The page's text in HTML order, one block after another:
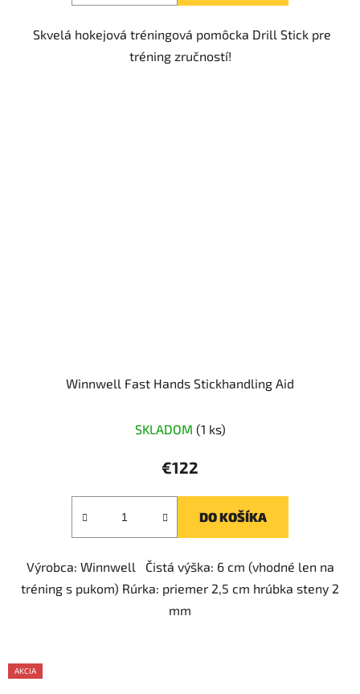
Skvelá hokejová tréningová pomôcka Drill Stick pre
tréning zručností!
Winnwell Fast Hands Stickhandling Aid
SKLADOM (1 ks)
€122
DO KOŠÍKA
Výrobca: Winnwell Čistá výška: 6 cm (vhodné len na
tréning s pukom) Rúrka: priemer 2,5 cm hrúbka steny 2
mm
AKCIA